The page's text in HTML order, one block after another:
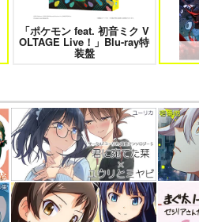
「ポケモン feat. 初音ミク V
OLTAGE Live！」Blu-ray特
装盤